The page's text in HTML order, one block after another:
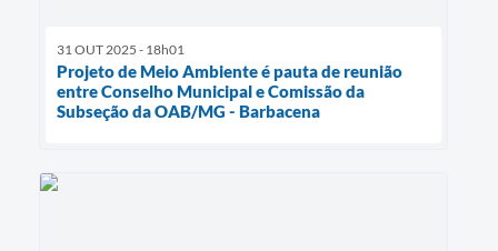
31 OUT 2025 - 18h01
Projeto de Meio Ambiente é pauta de reunião
entre Conselho Municipal e Comissão da
Subseção da OAB/MG - Barbacena